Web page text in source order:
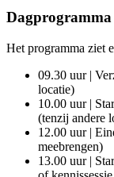
Dagprogramma
Het programma ziet
09.30 uur |
locatie)
10.00 uur |
(tenzij andere
12.00 uur |
meebrengen)
13.00 uur |